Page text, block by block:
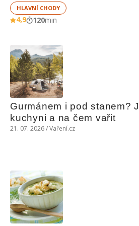
HLAVNÍ CHODY
4,9 120min
Gurmánem i pod stanem?
kuchyni a na čem vařit
21. 07. 2026 / Vaření.cz